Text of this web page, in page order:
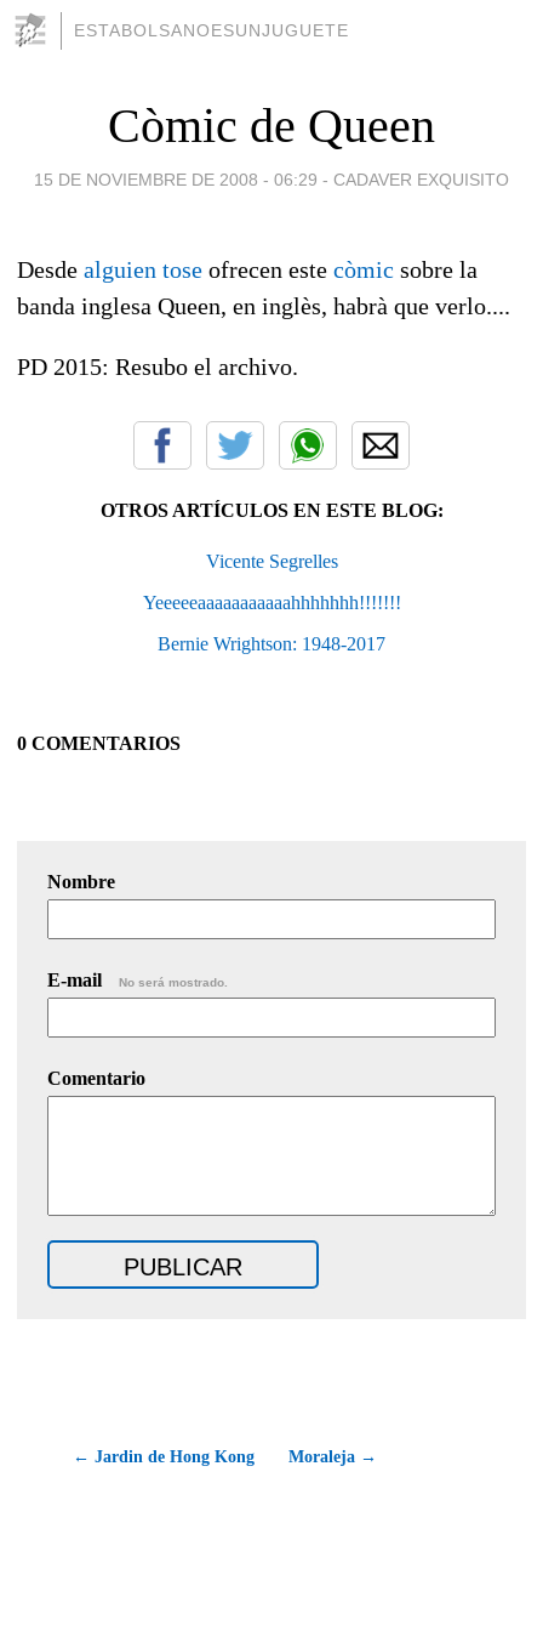
ESTABOLSANOESUNJUGUETE
Còmic de Queen
15 DE NOVIEMBRE DE 2008 - 06:29 - CADAVER EXQUISITO
Desde alguien tose ofrecen este còmic sobre la
banda inglesa Queen, en inglès, habrà que verlo....
PD 2015: Resubo el archivo.
OTROS ARTÍCULOS EN ESTE BLOG:
Vicente Segrelles
Yeeeeeaaaaaaaaaaahhhhhhh!!!!!!!
Bernie Wrightson: 1948-2017
0 COMENTARIOS
Nombre
E-mail No será mostrado.
Comentario
← Jardin de Hong Kong Moraleja →